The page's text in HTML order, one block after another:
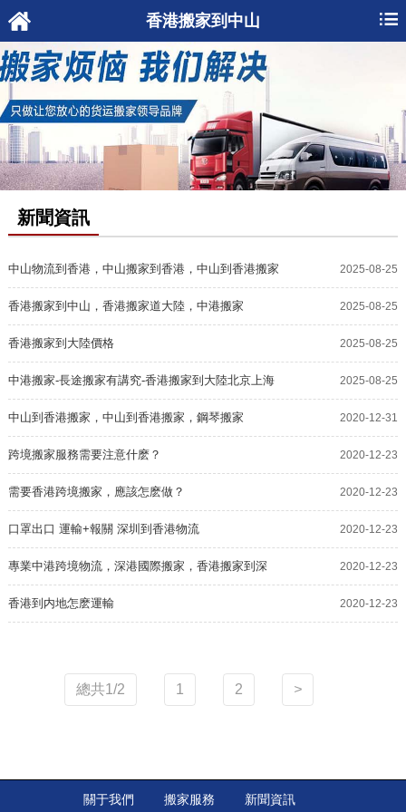
香港搬家到中山
新聞資訊
中山物流到香港，中山搬家到香港，中山到香港搬家
物流
2025-08-25
香港搬家到中山，香港搬家道大陸，中港搬家 2025-08-25
香港搬家到大陸價格 2025-08-25
中港搬家-長途搬家有講究-香港搬家到大陸北京上海
廣州深圳應該這樣
2025-08-25
中山到香港搬家，中山到香港搬家，鋼琴搬家 2020-12-31
跨境搬家服務需要注意什麽？ 2020-12-23
需要香港跨境搬家，應該怎麽做？ 2020-12-23
口罩出口 運輸+報關 深圳到香港物流 2020-12-23
專業中港跨境物流，深港國際搬家，香港搬家到深
圳，
2020-12-23
香港到内地怎麽運輸 2020-12-23
總共1/2 1 2 >
關于我們 搬家服務 新聞資訊